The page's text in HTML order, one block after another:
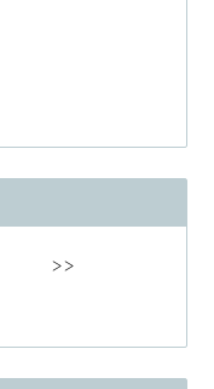
>>